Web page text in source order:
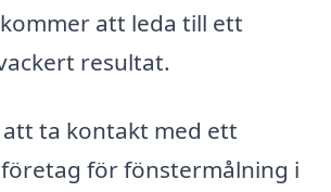
att leda till ett
resultat.
att ta kontakt med ett
för fönstermålning i